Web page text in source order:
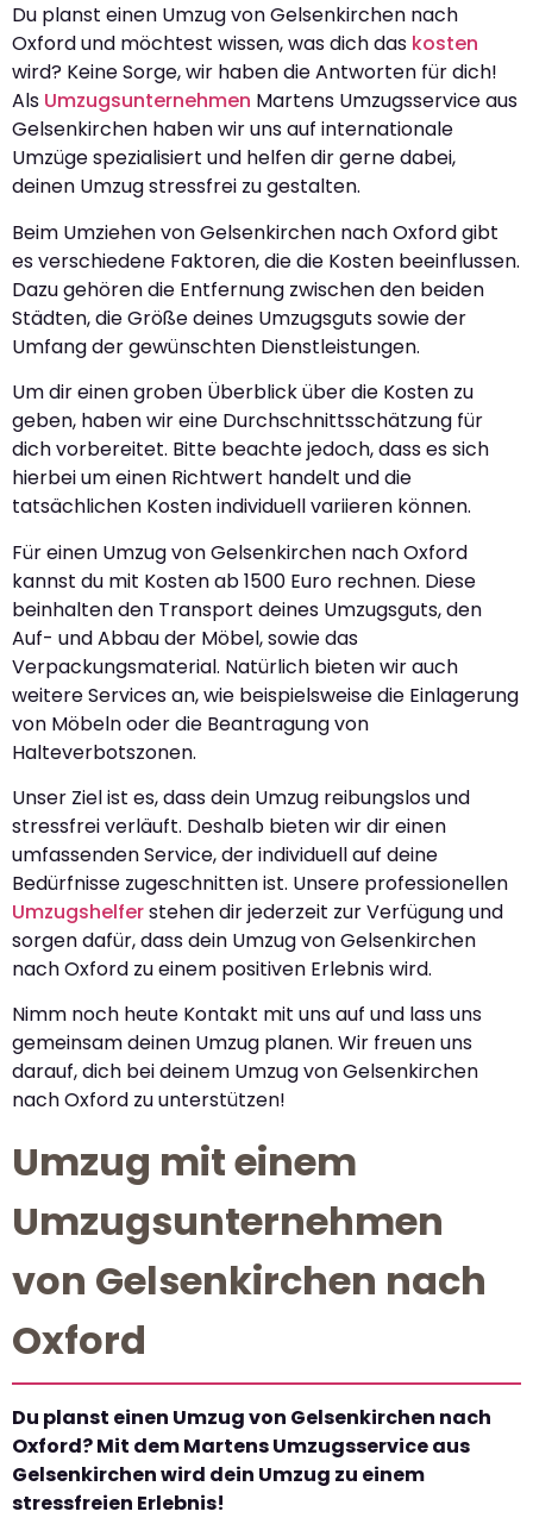
Du planst einen Umzug von Gelsenkirchen nach
Oxford und möchtest wissen, was dich das kosten
wird? Keine Sorge, wir haben die Antworten für dich!
Als Umzugsunternehmen Martens Umzugsservice aus
Gelsenkirchen haben wir uns auf internationale
Umzüge spezialisiert und helfen dir gerne dabei,
deinen Umzug stressfrei zu gestalten.
Beim Umziehen von Gelsenkirchen nach Oxford gibt
es verschiedene Faktoren, die die Kosten beeinflussen.
Dazu gehören die Entfernung zwischen den beiden
Städten, die Größe deines Umzugsguts sowie der
Umfang der gewünschten Dienstleistungen.
Um dir einen groben Überblick über die Kosten zu
geben, haben wir eine Durchschnittsschätzung für
dich vorbereitet. Bitte beachte jedoch, dass es sich
hierbei um einen Richtwert handelt und die
tatsächlichen Kosten individuell variieren können.
Für einen Umzug von Gelsenkirchen nach Oxford
kannst du mit Kosten ab 1500 Euro rechnen. Diese
beinhalten den Transport deines Umzugsguts, den
Auf- und Abbau der Möbel, sowie das
Verpackungsmaterial. Natürlich bieten wir auch
weitere Services an, wie beispielsweise die Einlagerung
von Möbeln oder die Beantragung von
Halteverbotszonen.
Unser Ziel ist es, dass dein Umzug reibungslos und
stressfrei verläuft. Deshalb bieten wir dir einen
umfassenden Service, der individuell auf deine
Bedürfnisse zugeschnitten ist. Unsere professionellen
Umzugshelferstehen dir jederzeit zur Verfügung und
sorgen dafür, dass dein Umzug von Gelsenkirchen
nach Oxford zu einem positiven Erlebnis wird.
Nimm noch heute Kontakt mit uns auf und lass uns
gemeinsam deinen Umzug planen. Wir freuen uns
darauf, dich bei deinem Umzug von Gelsenkirchen
nach Oxford zu unterstützen!
Umzug mit einem
Umzugsunternehmen
von Gelsenkirchen nach
Oxford
Du planst einen Umzug von Gelsenkirchen nach
Oxford? Mit dem Martens Umzugsservice aus
Gelsenkirchen wird dein Umzug zu einem
stressfreien Erlebnis!